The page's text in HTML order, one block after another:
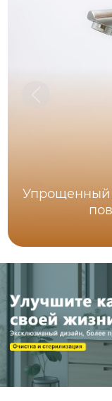
Упрощенный